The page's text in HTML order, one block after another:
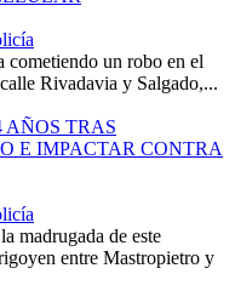
cometiendo un robo en el
Rivadavia y Salgado,...
AÑOS TRAS
E IMPACTAR CONTRA
madrugada de este
entre Mastropietro y